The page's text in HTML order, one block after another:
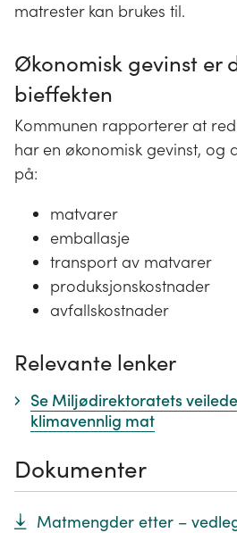
matrester kan brukes til.
Økonomisk gevinst er
bieffekten
Kommunen rapporterer at
har en økonomisk gevinst, og
på:
matvarer
emballasje
transport av matvarer
produksjonskostnader
avfallskostnader
Relevante lenker
Se Miljødirektoratets
klimavennlig mat
Dokumenter
Matmengder etter –